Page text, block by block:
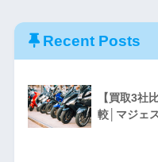
Recent Posts
【買取3社
較│マジェ